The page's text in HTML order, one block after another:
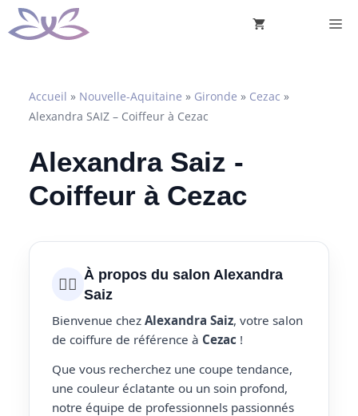
Aller
au
Accueil » Nouvelle-Aquitaine » Gironde » Cezac »
Alexandra SAIZ – Coiffeur à Cezac
Alexandra Saiz -
Coiffeur à Cezac
💇‍♀️ À propos du salon Alexandra
Saiz
Bienvenue chez Alexandra Saiz, votre salon
de coiffure de référence à Cezac !
Que vous recherchez une coupe tendance,
une couleur éclatante ou un soin profond,
notre équipe de professionnels passionnés